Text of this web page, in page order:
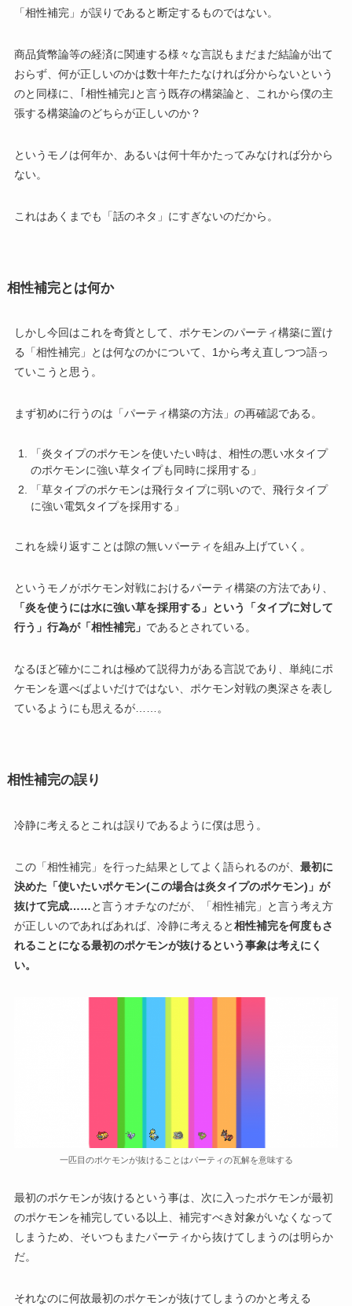
「相性補完」が誤りであると断定するものではない。
商品貨幣論等の経済に関連する様々な言説もまだまだ結論が出て
おらず、何が正しいのかは数十年たたなければ分からないという
のと同様に、｢相性補完｣と言う既存の構築論と、これから僕の主
張する構築論のどちらが正しいのか？
というモノは何年か、あるいは何十年かたってみなければ分から
ない。
これはあくまでも「話のネタ」にすぎないのだから。
相性補完とは何か
しかし今回はこれを奇貨として、ポケモンのパーティ構築に置け
る「相性補完」とは何なのかについて、1から考え直しつつ語っ
ていこうと思う。
まず初めに行うのは「パーティ構築の方法」の再確認である。
「炎タイプのポケモンを使いたい時は、相性の悪い水タイプ
のポケモンに強い草タイプも同時に採用する」
「草タイプのポケモンは飛行タイプに弱いので、飛行タイプ
に強い電気タイプを採用する」
これを繰り返すことは隙の無いパーティを組み上げていく。
というモノがポケモン対戦におけるパーティ構築の方法であり、
「炎を使うには水に強い草を採用する」という「タイプに対して
行う」行為が「相性補完」 であるとされている。
なるほど確かにこれは極めて説得力がある言説であり、単純にポ
ケモンを選べばよいだけではない、ポケモン対戦の奥深さを表し
ているようにも思えるが……。
相性補完の誤り
冷静に考えるとこれは誤りであるように僕は思う。
この「相性補完」を行った結果としてよく語られるのが、 最初に
決めた「使いたいポケモン(この場合は炎タイプのポケモン)」が
抜けて完成……と言うオチなのだが、「相性補完」と言う考え方
が正しいのであればあれば、冷静に考えると相性補完を何度もさ
れることになる最初のポケモンが抜けるという事象は考えにく
い。
一匹目のポケモンが抜けることはパーティの瓦解を意味する
最初のポケモンが抜けるという事は、次に入ったポケモンが最初
のポケモンを補完している以上、補完すべき対象がいなくなって
しまうため、そいつもまたパーティから抜けてしまうのは明らか
だ。
それなのに何故最初のポケモンが抜けてしまうのかと考える